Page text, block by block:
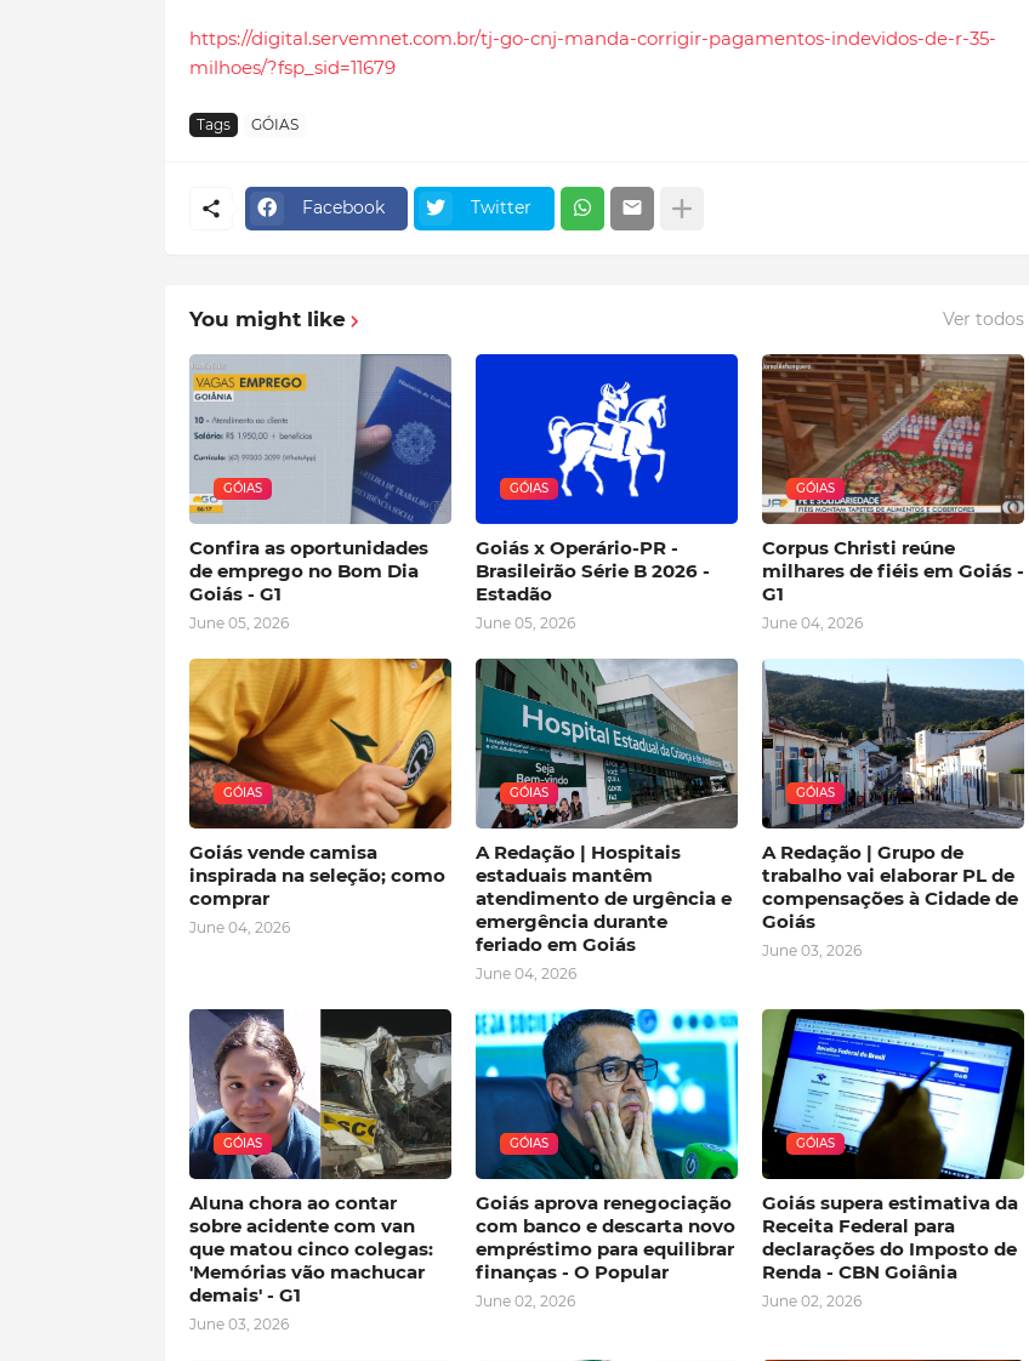
https://digital.servemnet.com.br/tj-go-cnj-manda-corrigir-pagamentos-indevidos-de-r-35-
milhoes/?fsp_sid=11679
Tags GÓIAS
Facebook Twitter
You might like Ver todos
GÓIAS
Confira as oportunidades
de emprego no Bom Dia
Goiás - G1
June 05, 2026
GÓIAS
Goiás x Operário-PR -
Brasileirão Série B 2026 -
Estadão
June 05, 2026
GÓIAS
Corpus Christi reúne
milhares de fiéis em Goiás -
G1
June 04, 2026
GÓIAS
Goiás vende camisa
inspirada na seleção; como
comprar
June 04, 2026
GÓIAS
A Redação | Hospitais
estaduais mantêm
atendimento de urgência e
emergência durante
feriado em Goiás
June 04, 2026
GÓIAS
A Redação | Grupo de
trabalho vai elaborar PL de
compensações à Cidade de
Goiás
June 03, 2026
GÓIAS
Aluna chora ao contar
sobre acidente com van
que matou cinco colegas:
'Memórias vão machucar
demais' - G1
June 03, 2026
GÓIAS
Goiás aprova renegociação
com banco e descarta novo
empréstimo para equilibrar
finanças - O Popular
June 02, 2026
GÓIAS
Goiás supera estimativa da
Receita Federal para
declarações do Imposto de
Renda - CBN Goiânia
June 02, 2026